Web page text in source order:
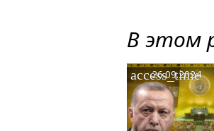
В этом
access_time
26.09.2024